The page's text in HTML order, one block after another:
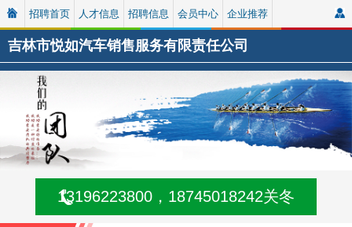
招聘首页 人才信息 招聘信息 会员中心 企业推荐
吉林市悦如汽车销售服务有限责任公司
13196223800，18745018242关冬